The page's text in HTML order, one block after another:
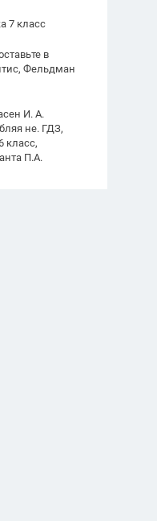
7 класс
в
Фельдман
И. А.
не. ГДЗ,
класс,
П.А.